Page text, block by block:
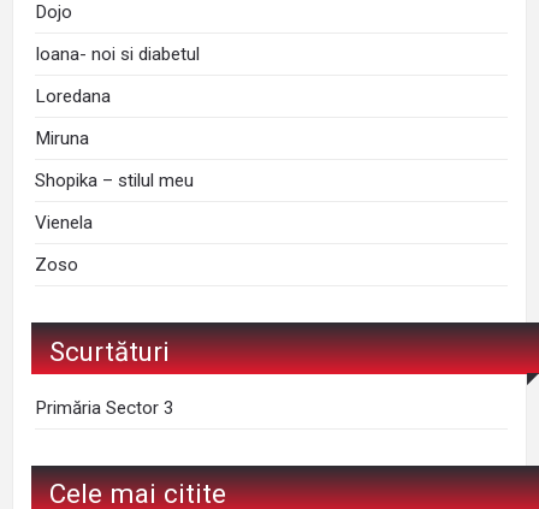
Dojo
Ioana- noi si diabetul
Loredana
Miruna
Shopika – stilul meu
Vienela
Zoso
Scurtături
Primăria Sector 3
Cele mai citite